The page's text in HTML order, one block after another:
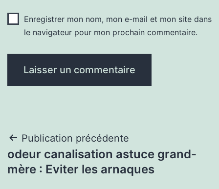
Enregistrer mon nom, mon e-mail et mon site dans
le navigateur pour mon prochain commentaire.
Navigation
de
Publication précédente
odeur canalisation astuce grand-
mère : Eviter les arnaques